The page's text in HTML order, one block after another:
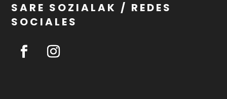
SARE SOZIALAK / REDES
SOCIALES